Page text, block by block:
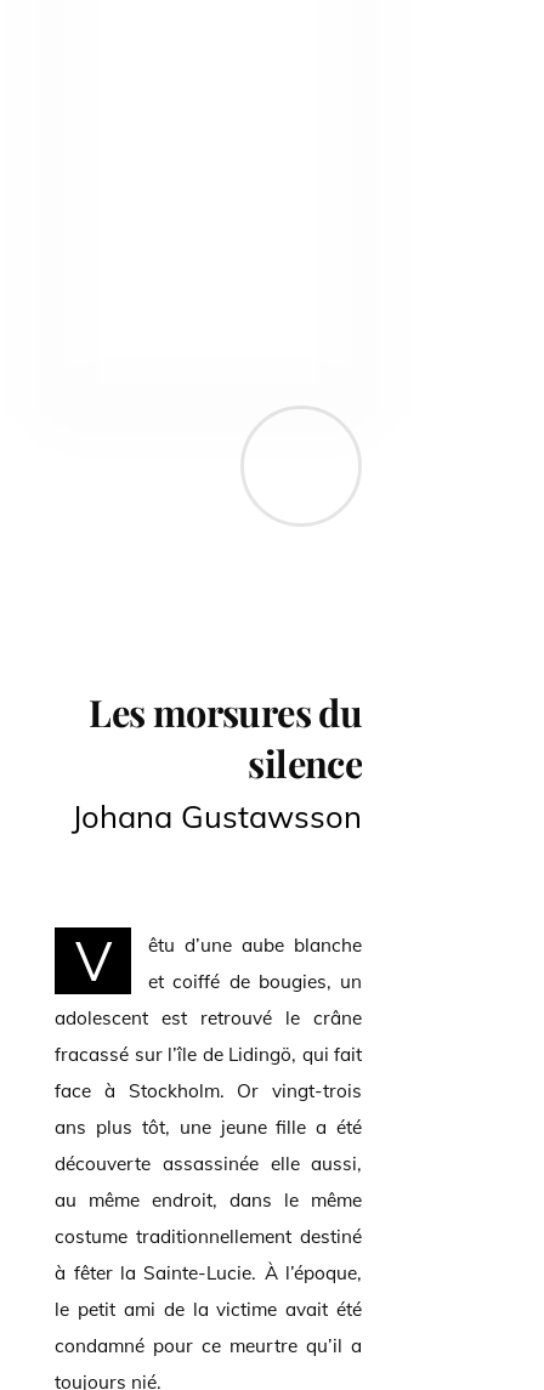
Les morsures du
silence
Johana Gustawsson
V
êtu d’une aube blanche
et coiffé de bougies, un
adolescent est retrouvé le crâne
fracassé sur l’île de Lidingö, qui fait
face à Stockholm. Or vingt-trois
ans plus tôt, une jeune fille a été
découverte assassinée elle aussi,
au même endroit, dans le même
costume traditionnellement destiné
à fêter la Sainte-Lucie. À l’époque,
le petit ami de la victime avait été
condamné pour ce meurtre qu’il a
toujours nié.